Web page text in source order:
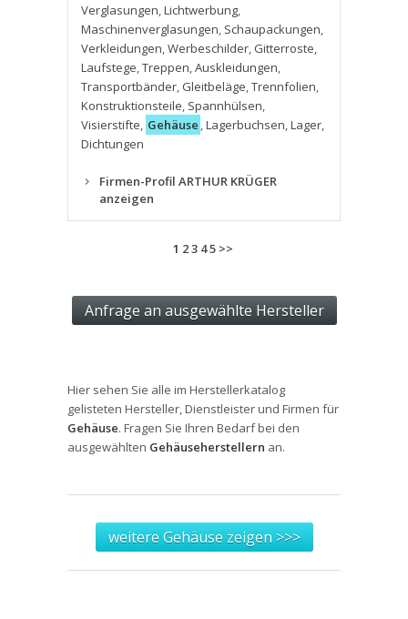
Verglasungen,Lichtwerbung,
Maschinenverglasungen, Schaupackungen,
Verkleidungen,Werbeschilder, Gitterroste,
Laufstege,Treppen,Auskleidungen,
Transportbänder, Gleitbeläge,Trennfolien,
Konstruktionsteile, Spannhülsen,
Visierstifte, Gehäuse ,Lagerbuchsen,Lager,
Dichtungen
Firmen-Profil ARTHUR KRÜGER
anzeigen
1 23 45 >>
Hier sehen Sie alle im Herstellerkatalog
gelisteten Hersteller, Dienstleister und Firmen für
Gehäuse. Fragen Sie Ihren Bedarf bei den
ausgewählten Gehäuseherstellern an.
weitere Gehäuse zeigen >>>